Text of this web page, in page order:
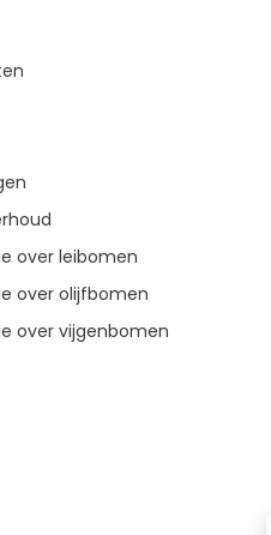
over leibomen
over olijfbomen
over vijgenbomen